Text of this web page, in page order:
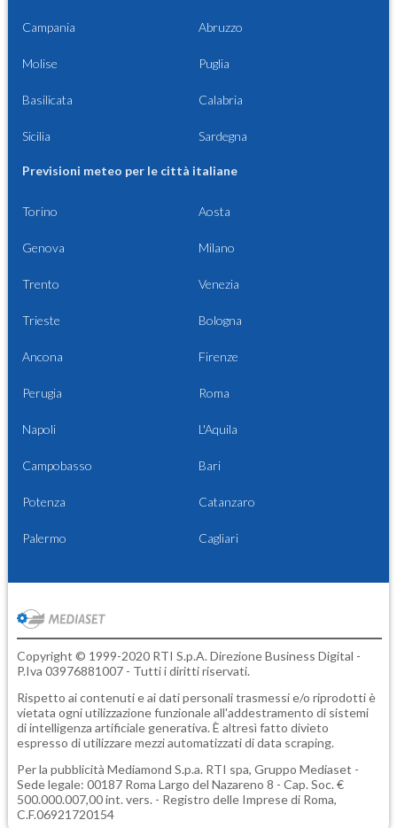
Campania Abruzzo
Molise Puglia
Basilicata Calabria
Sicilia Sardegna
Previsioni meteo per le città italiane
Torino Aosta
Genova Milano
Trento Venezia
Trieste Bologna
Ancona Firenze
Perugia Roma
Napoli L'Aquila
Campobasso Bari
Potenza Catanzaro
Palermo Cagliari
Copyright © 1999-2020 RTI S.p.A. Direzione Business Digital -
P.Iva 03976881007 - Tutti i diritti riservati.
Rispetto ai contenuti e ai dati personali trasmessi e/o riprodotti è
vietata ogni utilizzazione funzionale all'addestramento di sistemi
di intelligenza artificiale generativa. È altresì fatto divieto
espresso di utilizzare mezzi automatizzati di data scraping.
Per la pubblicità Mediamond S.p.a. RTI spa, Gruppo Mediaset -
Sede legale: 00187 Roma Largo del Nazareno 8 - Cap. Soc. €
500.000.007,00 int. vers. - Registro delle Imprese di Roma,
C.F.06921720154